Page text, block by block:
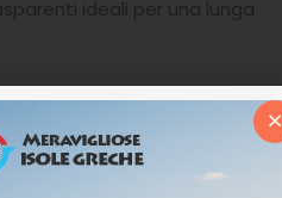
c’è neanche un riparo per
in questo piccolo
×